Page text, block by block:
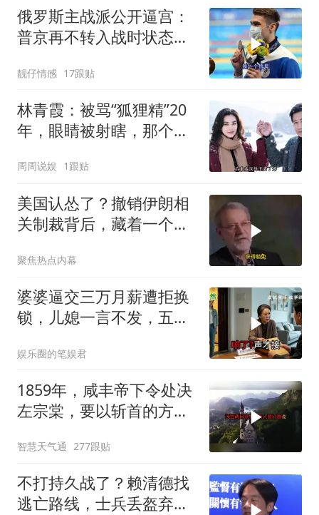
俄罗斯主战派公开逼宫：
普京再不转入战时状态，
靓仔情感 17跟贴
林青霞：被骂“狐狸精”20
年，眼睛被射瞎，那个男
钱？”
周周说娱 1跟贴
美国认怂了？撤销伊朗相
关制裁背后，藏着一个说
聚焦热点内幕
婆婆逼交三万月薪遭拒换
锁，儿媳一言不发，五天
娱乐圈的笔娱君
1859年，咸丰帝下令处决
左宗棠，要以斩首的方式
的关头
智慧天气通 277跟贴
不打持久战了？赖清德找
逃亡路线，士兵丢盔弃